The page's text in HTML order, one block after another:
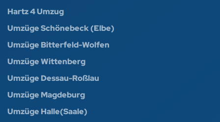
Hartz 4 Umzug
Umzüge Schönebeck (Elbe)
Umzüge Bitterfeld-Wolfen
Umzüge Wittenberg
Umzüge Dessau-Roßlau
Umzüge Magdeburg
Umzüge Halle(Saale)